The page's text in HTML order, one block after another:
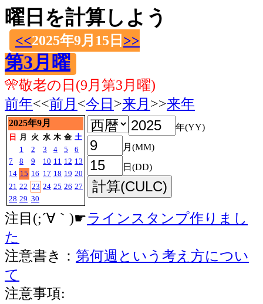
曜日を計算しよう
<<2025年9月15日 >>
第3月曜
🎌敬老の日(9月第3月曜)
前年<<前月 <今日 >来月 >>来年
2025年9月
日 月 火 水 木 金 土
1
2 3 4 5
6
7
8 9 10 11 12 13
14 15 16 17 18 19 20
21 22 23 24 25 26 27
28 29 30
年(YY)
月(MM)
日(DD)
注目(;´∀｀)☛ラインスタンプ作りまし
た
注意書き： 第何週という考え方につい
て
注意事項: